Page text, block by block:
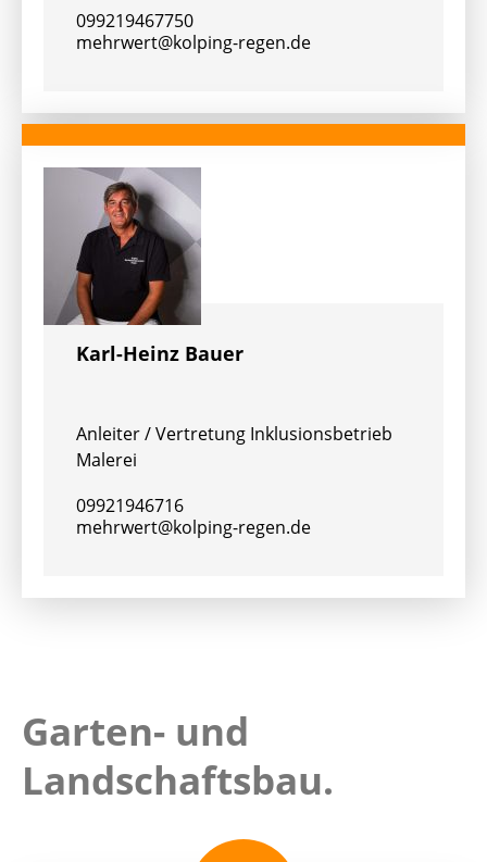
099219467750
mehrwert@kolping-regen.de
Karl-Heinz Bauer
Anleiter / Vertretung Inklusionsbetrieb
Malerei
09921946716
mehrwert@kolping-regen.de
Garten- und
Landschaftsbau.